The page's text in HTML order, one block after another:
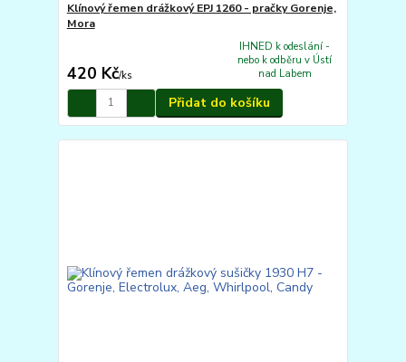
Klínový řemen drážkový EPJ 1260 - pračky Gorenje,
Mora
420 Kč/ks
IHNED k odeslání -
nebo k odběru v Ústí
nad Labem
Přidat do košíku